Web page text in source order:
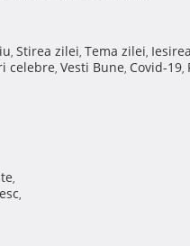
, Stirea zilei, Tema zilei,
celebre, Vesti Bune, Covid-19,
,
,